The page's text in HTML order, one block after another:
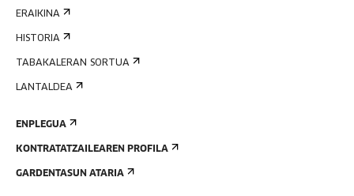
ERAIKINA
HISTORIA
TABAKALERAN SORTUA
LANTALDEA
ENPLEGUA
KONTRATATZAILEAREN PROFILA
GARDENTASUN ATARIA